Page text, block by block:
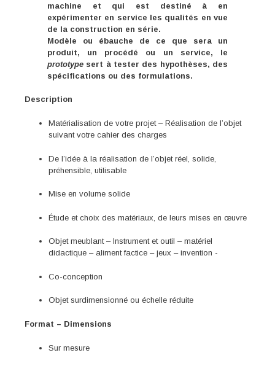
machine et qui est destiné à en
expérimenter en service les qualités en vue
de la construction en série.
Modèle ou ébauche de ce que sera un
produit, un procédé ou un service, le
prototypesert à tester des hypothèses, des
spécifications ou des formulations.
Description
Matérialisation de votre projet – Réalisation de l’objet
suivant votre cahier des charges
De l’idée à la réalisation de l’objet réel, solide,
préhensible, utilisable
Mise en volume solide
Étude et choix des matériaux, de leurs mises en œuvre
Objet meublant – Instrument et outil – matériel
didactique – aliment factice – jeux – invention -
Co-conception
Objet surdimensionné ou échelle réduite
Format – Dimensions
Sur mesure